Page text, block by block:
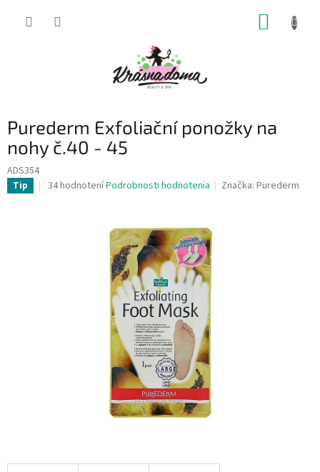
Purederm Exfoliační ponožky na
nohy č.40 - 45
ADS354
Tip
Priemerné
34 hodnoteníPodrobnosti hodnotenia Značka:Purederm